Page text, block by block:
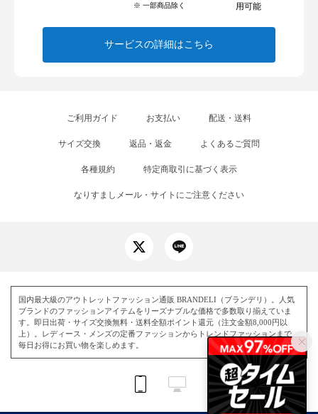
※ 一部商品除く
用可能
サービスの詳細はこちら
ご利用ガイド お支払い 配送・送料
サイズ交換 返品・返金 よくあるご質問
各種規約 特定商取引に基づく表示
なりすましメール・サイトにご注意ください
国内最大級のアウトレットファッション通販 BRANDELI（ブランデリ）。人気
ブランドのファッションアイテムをリーズナブルな価格で多数取り揃えていま
す。即日出荷・サイズ交換無料・送料全額ポイント還元（注文金額8,000円以
上）。レディース・メンズの定番ファッションからトレンドファッションまで、
毎日お得にお買い物を楽しめます。